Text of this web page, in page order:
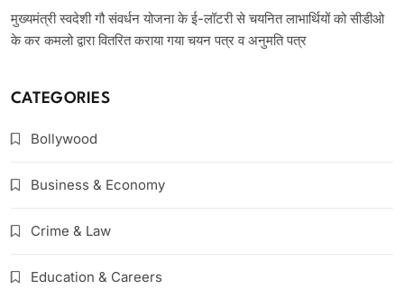
मुख्यमंत्री स्वदेशी गौ संवर्धन योजना के ई-लॉटरी से चयनित लाभार्थियों को सीडीओ
के कर कमलो द्वारा वितरित कराया गया चयन पत्र व अनुमति पत्र
CATEGORIES
Bollywood
Business & Economy
Crime & Law
Education & Careers